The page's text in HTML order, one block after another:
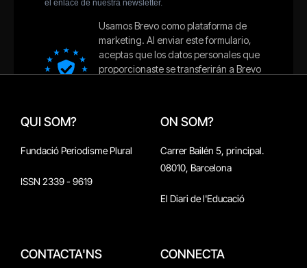
QUI SOM?
Fundació Periodisme Plural
ISSN 2339 - 9619
ON SOM?
Carrer Bailén 5, principal.
08010, Barcelona
El Diari de l'Educació
CONTACTA'NS CONNECTA